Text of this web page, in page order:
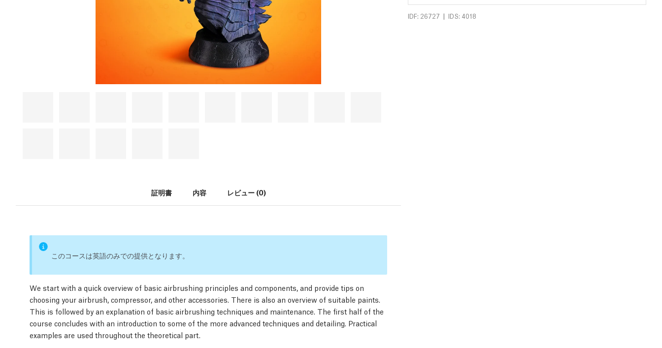
IDF: 26727 | IDS: 4018
証明書 内容 レビュー (0)
このコースは英語のみでの提供となります。
We start with a quick overview of basic airbrushing principles and components, and provide tips on
choosing your airbrush, compressor, and other accessories. There is also an overview of suitable paints.
This is followed by an explanation of basic airbrushing techniques and maintenance. The first half of the
course concludes with an introduction to some of the more advanced techniques and detailing. Practical
examples are used throughout the theoretical part.